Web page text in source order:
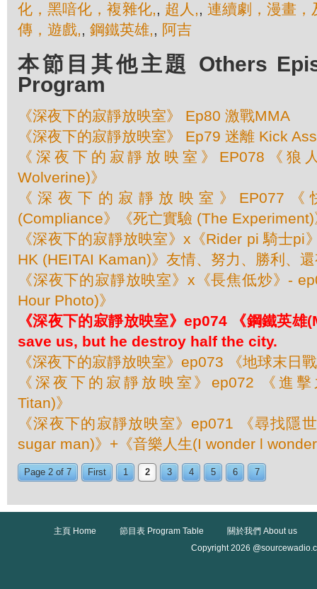
化，黑喑化，複雜化,, 超人,, 連續劇，漫畫，
傳，遊戲,, 鋼鐵英雄,, 阿吉
本節目其他主題 Others
Program
《深夜下的寂靜放映室》 Ep80 激戰MMA
《深夜下的寂靜放映室》 Ep79 迷離 Kick
《深夜下的寂靜放映室》EP078《狼
Wolverine)》
《深夜下的寂靜放映室》EP077
(Compliance》《死亡實驗 (The Experiment)
《深夜下的寂靜放映室》x《Rider pi 騎士pi
HK (HEITAI Kaman)》友情、努力、勝利、
《深夜下的寂靜放映室》x《長焦低炒》-
Hour Photo)》
《深夜下的寂靜放映室》ep074 《鋼鐵英
save us, but he destroy half the city.
《深夜下的寂靜放映室》ep073 《地球末日
《深夜下的寂靜放映室》ep072 《進
Titan)》
《深夜下的寂靜放映室》ep071 《尋找隱
sugar man)》+《音樂人生(I wonder l
Page 2 of 7 First 1 2 3 4 5 6 7
主頁 Home 節目表 Program Table
關於我們 About us
Copyright 2026